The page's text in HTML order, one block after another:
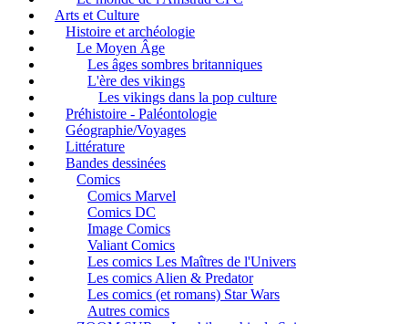
Arts et Culture
Histoire et archéologie
Le Moyen Âge
Les âges sombres britanniques
L'ère des vikings
Les vikings dans la pop culture
Préhistoire - Paléontologie
Géographie/Voyages
Littérature
Bandes dessinées
Comics
Comics Marvel
Comics DC
Image Comics
Valiant Comics
Les comics Les Maîtres de l'Univers
Les comics Alien & Predator
Les comics (et romans) Star Wars
Autres comics